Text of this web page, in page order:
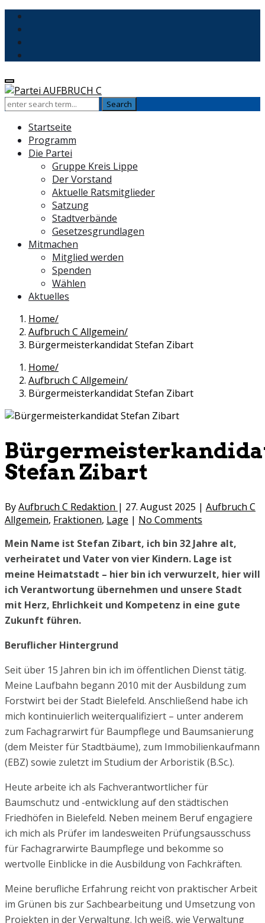
Startseite
Programm
Die Partei
Gruppe Kreis Lippe
Der Vorstand
Aktuelle Ratsmitglieder
Satzung
Stadtverbände
Gesetzesgrundlagen
Mitmachen
Mitglied werden
Spenden
Wählen
Aktuelles
Home
Aufbruch C Allgemein
Bürgermeisterkandidat Stefan Zibart
Home
Aufbruch C Allgemein
Bürgermeisterkandidat Stefan Zibart
Stefan Zibart
ByAufbruch C Redaktion | 27. August 2025 | Aufbruch C
Allgemein, Fraktionen, Lage | No Comments
Mein Name ist Stefan Zibart, ich bin 32 Jahre alt,
verheiratet und Vater von vier Kindern. Lage ist
meine Heimatstadt – hier bin ich verwurzelt, hier will
ich Verantwortung übernehmen und unsere Stadt
mit Herz, Ehrlichkeit und Kompetenz in eine gute
Zukunft führen.
Beruflicher Hintergrund
Seit über 15 Jahren bin ich im öffentlichen Dienst tätig.
Meine Laufbahn begann 2010 mit der Ausbildung zum
Forstwirt bei der Stadt Bielefeld. Anschließend habe ich
mich kontinuierlich weiterqualifiziert – unter anderem
zum Fachagrarwirt für Baumpflege und Baumsanierung
(dem Meister für Stadtbäume), zum Immobilienkaufmann
(EBZ) sowie zuletzt im Studium der Arboristik (B.Sc.).
Heute arbeite ich als Fachverantwortlicher für
Baumschutz und -entwicklung auf den städtischen
Friedhöfen in Bielefeld. Neben meinem Beruf engagiere
ich mich als Prüfer im landesweiten Prüfungsausschuss
für Fachagrarwirte Baumpflege und bekomme so
wertvolle Einblicke in die Ausbildung von Fachkräften.
Meine berufliche Erfahrung reicht von praktischer Arbeit
im Grünen bis zur Sachbearbeitung und Umsetzung von
Projekten in der Verwaltung. Ich weiß, wie Verwaltung